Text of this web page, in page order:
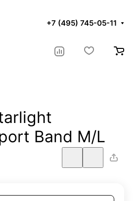
+7 (495) 745-05-11
Band M/L